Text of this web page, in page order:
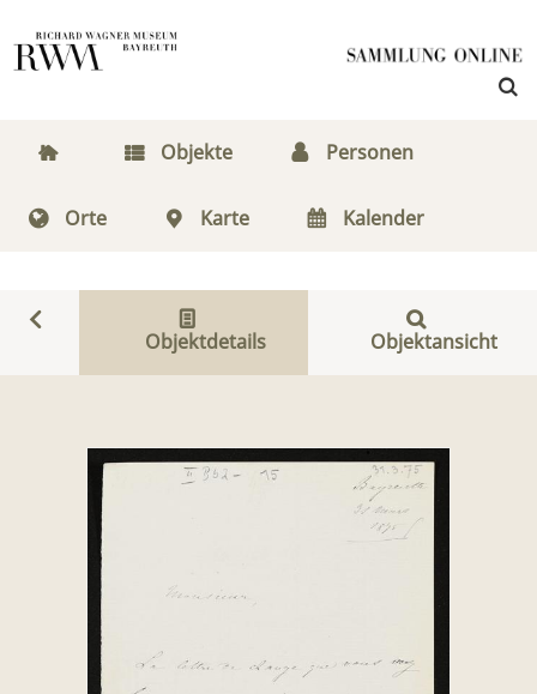
Objekte Personen
Orte Karte Kalender
Objektdetails Objektansicht